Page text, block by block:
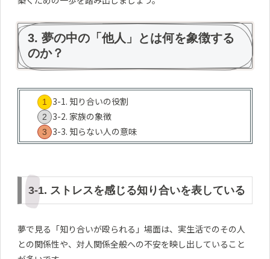
3. 夢の中の「他人」とは何を象徴する
のか？
3-1. 知り合いの役割
3-2. 家族の象徴
3-3. 知らない人の意味
3-1. ストレスを感じる知り合いを表している
夢で見る「知り合いが殴られる」場面は、実生活でのその人
との関係性や、対人関係全般への不安を映し出していること